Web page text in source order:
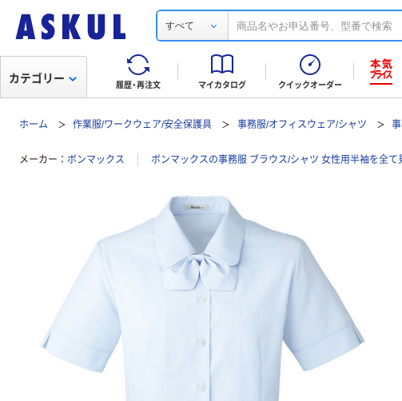
すべて
履歴・再注文 マイカタログ クイックオーダー
カテゴリー
ホーム 作業服/ワークウェア/安全保護具 事務服/オフィスウェア/シャツ
メーカー ボンマックス ボンマックスの事務服 ブラウス/シャツ 女性用半袖を全て